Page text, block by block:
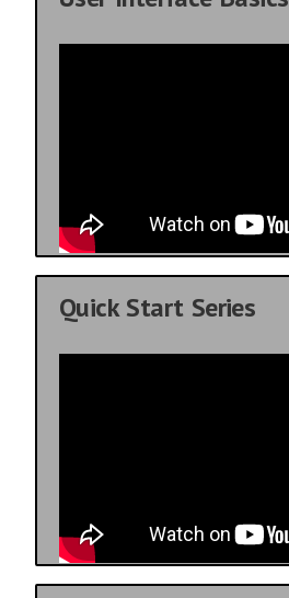
Quick Start Series